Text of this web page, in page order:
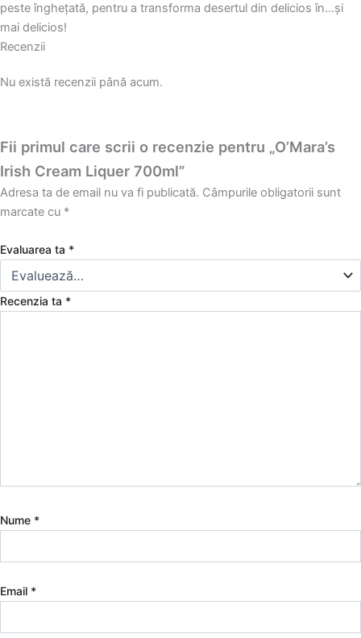
peste îngheţată, pentru a transforma desertul din delicios în…şi
mai delicios!
Recenzii
Nu există recenzii până acum.
Fii primul care scrii o recenzie pentru „O’Mara’s
Irish Cream Liquer 700ml”
Adresa ta de email nu va fi publicată. Câmpurile obligatorii sunt
marcate cu *
Evaluarea ta *
Recenzia ta *
Nume *
Email *